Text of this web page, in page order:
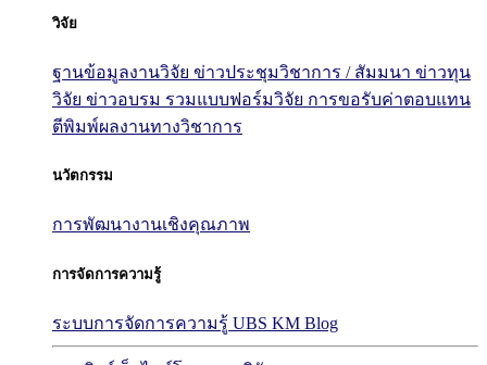
วิจัย
ฐานข้อมูลงานวิจัย ข่าวประชุมวิชาการ / สัมมนา ข่าวทุน
วิจัย ข่าวอบรม รวมแบบฟอร์มวิจัย การขอรับค่าตอบแทน
ตีพิมพ์ผลงานทางวิชาการ
นวัตกรรม
การพัฒนางานเชิงคุณภาพ
การจัดการความรู้
ระบบการจัดการความรู้ UBS KM Blog